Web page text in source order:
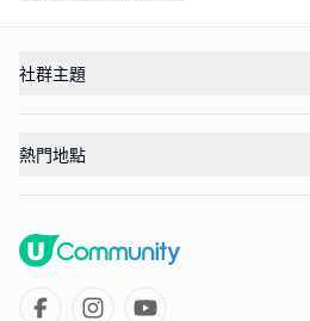
社群主題
熱門地點